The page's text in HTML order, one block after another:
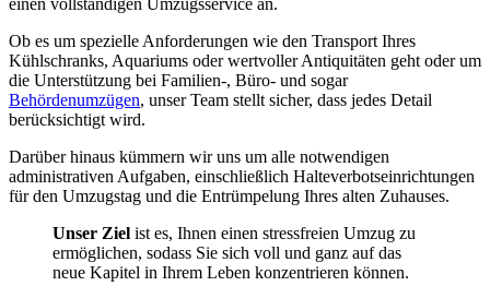
Ob es um spezielle Anforderungen wie den Transport Ihres
Kühlschranks, Aquariums oder wertvoller Antiquitäten geht oder um
die Unterstützung bei Familien-, Büro- und sogar
Behördenumzügen, unser Team stellt sicher, dass jedes Detail
berücksichtigt wird.
Darüber hinaus kümmern wir uns um alle notwendigen
administrativen Aufgaben, einschließlich Halteverbotseinrichtungen
für den Umzugstag und die Entrümpelung Ihres alten Zuhauses.
Unser Ziel ist es, Ihnen einen stressfreien Umzug zu
ermöglichen, sodass Sie sich voll und ganz auf das
neue Kapitel in Ihrem Leben konzentrieren können.